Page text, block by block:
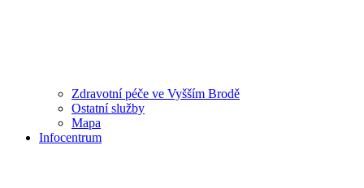
Zdravotní péče ve Vyšším Brodě
Ostatní služby
Mapa
Infocentrum